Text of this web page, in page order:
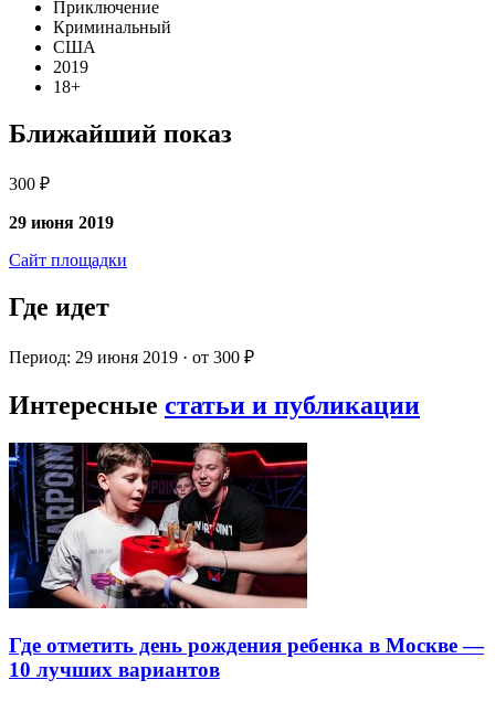
Приключение
Криминальный
США
2019
18+
Ближайший показ
300 ₽
29 июня 2019
Сайт площадки
Где идет
Период: 29 июня 2019 · от 300 ₽
Интересные статьи и публикации
Где отметить день рождения ребенка в Москве —
10 лучших вариантов